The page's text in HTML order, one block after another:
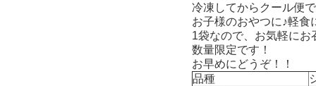
冷凍してからクール便
お子様のおやつに♪軽食
1袋なので、お気軽に
数量限定です！
お早めにどうぞ！！
品種